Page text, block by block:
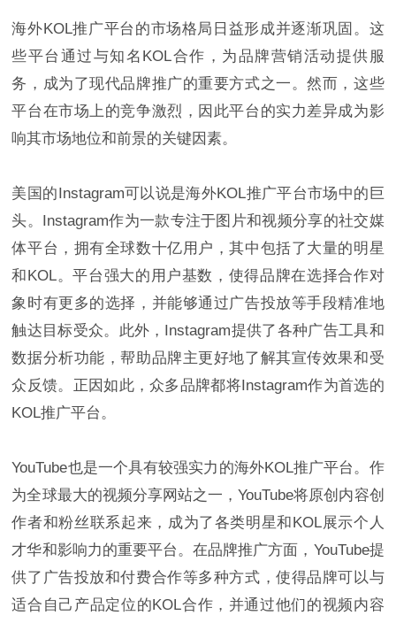
海外KOL推广平台的市场格局日益形成并逐渐巩固。这
些平台通过与知名KOL合作，为品牌营销活动提供服
务，成为了现代品牌推广的重要方式之一。然而，这些
平台在市场上的竞争激烈，因此平台的实力差异成为影
响其市场地位和前景的关键因素。
美国的Instagram可以说是海外KOL推广平台市场中的巨
头。Instagram作为一款专注于图片和视频分享的社交媒
体平台，拥有全球数十亿用户，其中包括了大量的明星
和KOL。平台强大的用户基数，使得品牌在选择合作对
象时有更多的选择，并能够通过广告投放等手段精准地
触达目标受众。此外，Instagram提供了各种广告工具和
数据分析功能，帮助品牌主更好地了解其宣传效果和受
众反馈。正因如此，众多品牌都将Instagram作为首选的
KOL推广平台。
YouTube也是一个具有较强实力的海外KOL推广平台。作
为全球最大的视频分享网站之一，YouTube将原创内容创
作者和粉丝联系起来，成为了各类明星和KOL展示个人
才华和影响力的重要平台。在品牌推广方面，YouTube提
供了广告投放和付费合作等多种方式，使得品牌可以与
适合自己产品定位的KOL合作，并通过他们的视频内容